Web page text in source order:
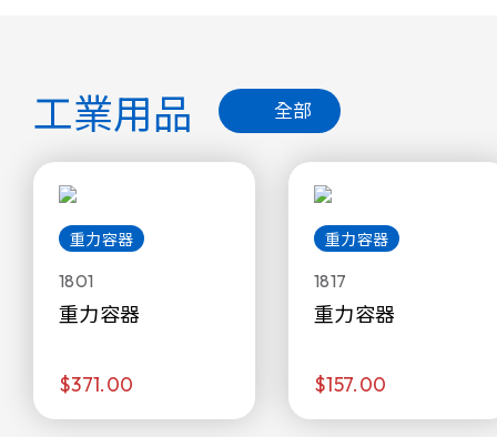
工業用品 全部
重力容器
1801
重力容器
$371.00
重力容器
1817
重力容器
$157.00